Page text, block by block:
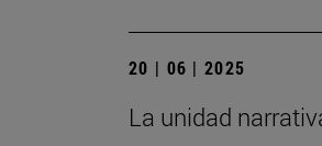
20 | 06 | 2025
La unidad